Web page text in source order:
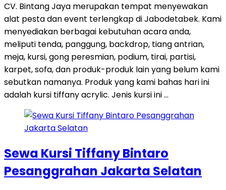
CV. Bintang Jaya merupakan tempat menyewakan
alat pesta dan event terlengkap di Jabodetabek. Kami
menyediakan berbagai kebutuhan acara anda,
meliputi tenda, panggung, backdrop, tiang antrian,
meja, kursi, gong peresmian, podium, tirai, partisi,
karpet, sofa, dan produk-produk lain yang belum kami
sebutkan namanya. Produk yang kami bahas hari ini
adalah kursi tiffany acrylic. Jenis kursi ini …
Sewa Kursi Tiffany Bintaro
Pesanggrahan Jakarta Selatan